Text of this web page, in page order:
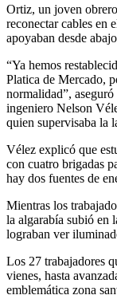
Ortiz, un joven
reconectar cables en
apoyaban desde
“Ya hemos
Platica de Mercado,
normalidad”,
ingeniero Nelson
quien supervisaba la
Vélez explicó que
con cuatro brigadas
hay dos fuentes de
Mientras los
la algarabía subió en
lograban ver
Los 27 trabajadores
vienes, hasta
emblemática zona